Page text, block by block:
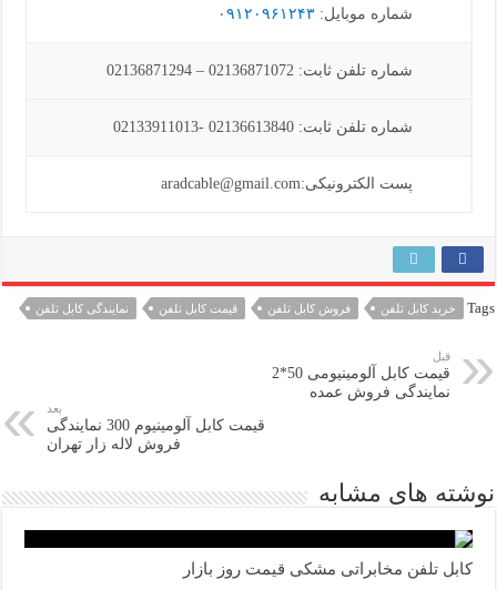
شماره موبایل: ۰۹۱۲۰۹۶۱۲۴۳
شماره تلفن ثابت: 02136871072 – 02136871294
شماره تلفن ثابت: 02136613840 -02133911013
پست الکترونیکی:aradcable@gmail.com
Tags خرید کابل تلفن فروش کابل تلفن قیمت کابل تلفن نمایندگی کابل تلفن
قبل
قیمت کابل آلومینیومی 50*2
نمایندگی فروش عمده
بعد
قیمت کابل آلومینیوم 300 نمایندگی
فروش لاله زار تهران
نوشته های مشابه
کابل تلفن مخابراتی مشکی قیمت روز بازار